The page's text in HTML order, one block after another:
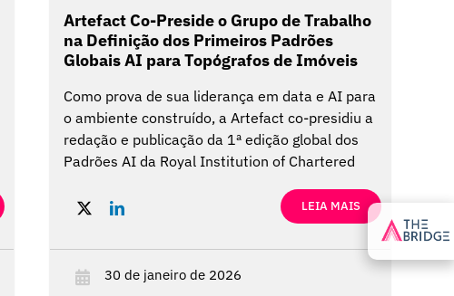
Artefact Co-Preside o Grupo de Trabalho
na Definição dos Primeiros Padrões
Globais AI para Topógrafos de Imóveis
Como prova de sua liderança em data e AI para
o ambiente construído, a Artefact co-presidiu a
redação e publicação da 1ª edição global dos
Padrões AI da Royal Institution of Chartered
padrões, aplicáveis a todos os 150.000
agrimensores licenciados a partir de 9 de
março de 2026, sejam os primeiros publicados
por qualquer órgão nacional de comércio
LEIA MAIS
30 de janeiro de 2026